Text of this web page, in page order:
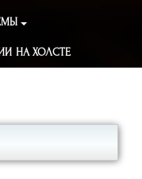
НА ХОЛСТЕ